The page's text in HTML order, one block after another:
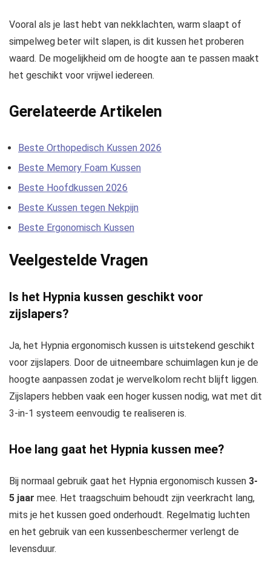
Vooral als je last hebt van nekklachten, warm slaapt of
simpelweg beter wilt slapen, is dit kussen het proberen
waard. De mogelijkheid om de hoogte aan te passen maakt
het geschikt voor vrijwel iedereen.
Gerelateerde Artikelen
Beste Orthopedisch Kussen 2026
Beste Memory Foam Kussen
Beste Hoofdkussen 2026
Beste Kussen tegen Nekpijn
Beste Ergonomisch Kussen
Veelgestelde Vragen
Is het Hypnia kussen geschikt voor
zijslapers?
Ja, het Hypnia ergonomisch kussen is uitstekend geschikt
voor zijslapers. Door de uitneembare schuimlagen kun je de
hoogte aanpassen zodat je wervelkolom recht blijft liggen.
Zijslapers hebben vaak een hoger kussen nodig, wat met dit
3-in-1 systeem eenvoudig te realiseren is.
Hoe lang gaat het Hypnia kussen mee?
Bij normaal gebruik gaat het Hypnia ergonomisch kussen 3-
5 jaar mee. Het traagschuim behoudt zijn veerkracht lang,
mits je het kussen goed onderhoudt. Regelmatig luchten
en het gebruik van een kussenbeschermer verlengt de
levensduur.